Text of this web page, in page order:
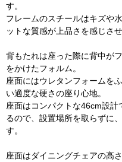
す。
フレームのスチールはキズや
ットな質感が上品さを感じさせ
背もたれは座った際に背中が
をかけたフォルム。
座面にはウレタンフォームを
い適度な硬さの座り心地。
座面はコンパクトな46cm設
るので、設置場所を取らずに
す。
座面はダイニングチェアの高